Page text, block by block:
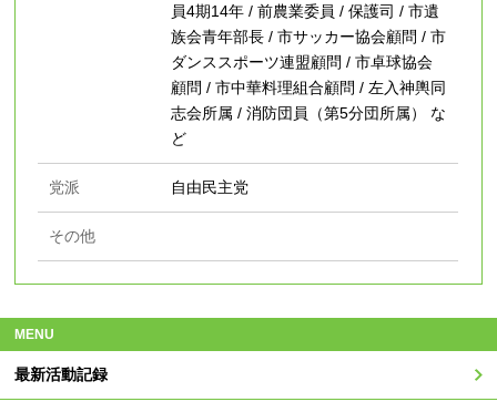
員4期14年 / 前農業委員 / 保護司 / 市遺
族会青年部長 / 市サッカー協会顧問 / 市
ダンススポーツ連盟顧問 / 市卓球協会
顧問 / 市中華料理組合顧問 / 左入神輿同
志会所属 / 消防団員（第5分団所属） な
ど
党派 自由民主党
その他
MENU
最新活動記録